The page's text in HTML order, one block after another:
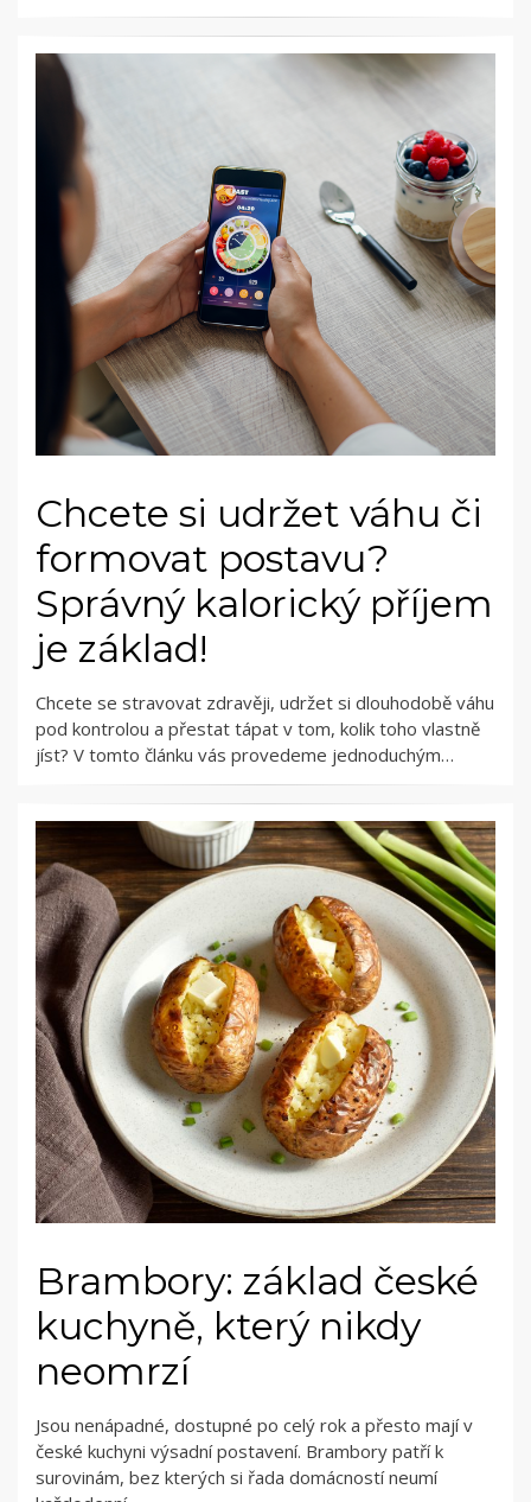
Chcete si udržet váhu či
formovat postavu?
Správný kalorický příjem
je základ!
Chcete se stravovat zdravěji, udržet si dlouhodobě váhu
pod kontrolou a přestat tápat v tom, kolik toho vlastně
jíst? V tomto článku vás provedeme jednoduchým…
Brambory: základ české
kuchyně, který nikdy
neomrzí
Jsou nenápadné, dostupné po celý rok a přesto mají v
české kuchyni výsadní postavení. Brambory patří k
surovinám, bez kterých si řada domácností neumí